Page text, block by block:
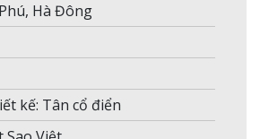
Hà Đông
kế: Tân cổ điển